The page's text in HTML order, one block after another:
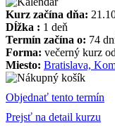
Kurz začína dňa:
Dĺžka : 1 deň
Termín začína o: 74
Forma: večerný kurz
Miesto: Bratislava,
Objednať tento termín
Prejsť na detail kurzu